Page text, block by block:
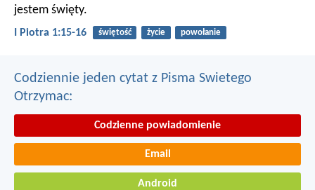
jestem święty.
I Piotra 1:15-16 świętość życie powołanie
Codziennie jeden cytat z Pisma Swietego
Otrzymac:
Codzienne powiadomienie
Email
Android